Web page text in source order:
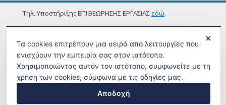
Τηλ. Υποστήριξης ΕΠΙΘΕΩΡΗΣΗΣ ΕΡΓΑΣΙΑΣ εδώ.
ΟΡΟΙ ΧΡΗΣΗΣ
✕
Τα cookies επιτρέπουν μια σειρά από λειτουργίες που
ενισχύουν την εμπειρία σας στον ιστότοπο.
Χρησιμοποιώντας αυτόν τον ιστότοπο, συμφωνείτε με τη
χρήση των cookies, σύμφωνα με τις οδηγίες μας.
Αποδοχή